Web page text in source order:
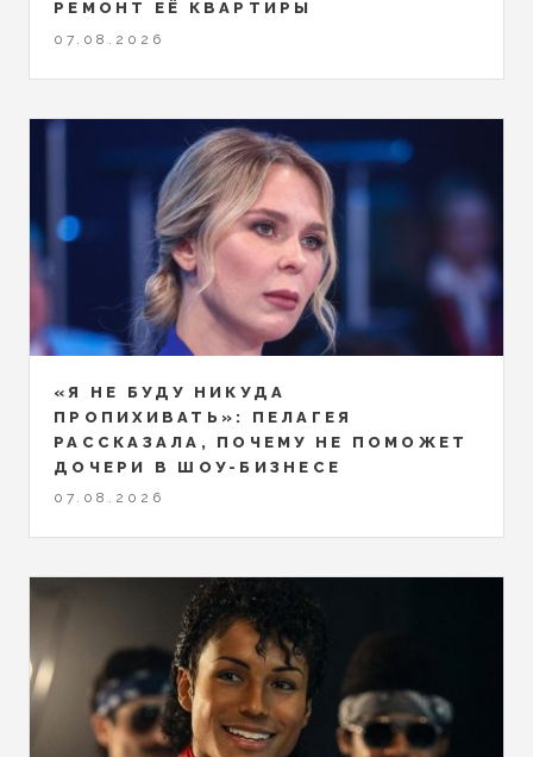
РЕМОНТ ЕЁ КВАРТИРЫ
07.08.2026
«Я НЕ БУДУ НИКУДА
ПРОПИХИВАТЬ»: ПЕЛАГЕЯ
РАССКАЗАЛА, ПОЧЕМУ НЕ ПОМОЖЕТ
ДОЧЕРИ В ШОУ-БИЗНЕСЕ
07.08.2026